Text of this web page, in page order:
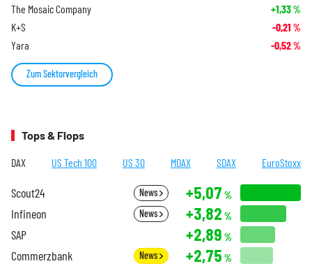
The Mosaic Company +1,33%
K+S -0,21 %
Yara -0,52%
Zum Sektorvergleich
Tops & Flops
DAX US Tech 100 US 30 MDAX SDAX EuroStoxx
Scout24 News +5,07 %
Infineon News +3,82 %
SAP +2,89 %
Commerzbank News +2,75 %